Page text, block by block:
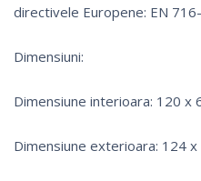
directivele Europene: EN
Dimensiuni:
Dimensiune interioara: 120 x
Dimensiune exterioara: 124